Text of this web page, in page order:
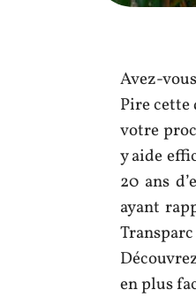
Avez-
Pire cette
votre
y aide
20 ans
ayant
en plus